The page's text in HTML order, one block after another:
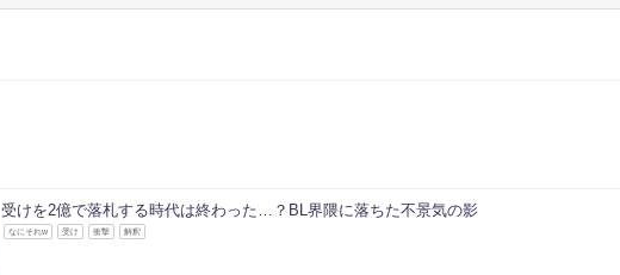
受けを2億で落札する時代は終わった…？BL界隈に落ちた不景気の影
なにそれw 受け 衝撃 解釈